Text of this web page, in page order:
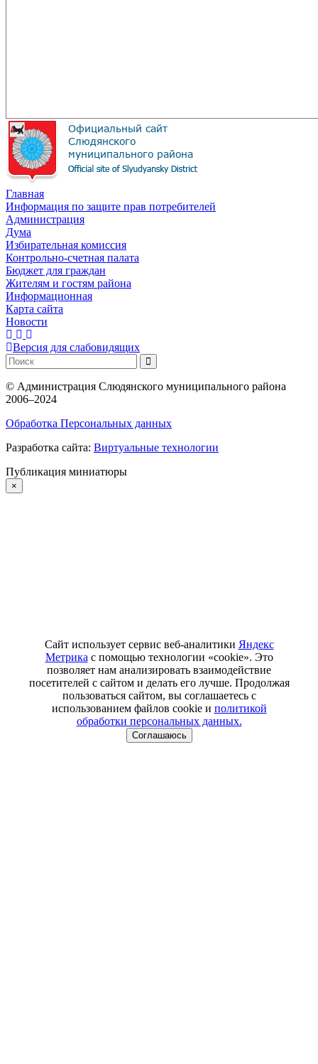
Главная
Информация по защите прав потребителей
Администрация
Дума
Избирательная комиссия
Контрольно-счетная палата
Бюджет для граждан
Жителям и гостям района
Информационная
Карта сайта
Новости
Версия для слабовидящих
© Администрация Слюдянского муниципального района
2006–2024
Обработка Персональных данных
Разработка сайта: Виртуальные технологии
Публикация миниатюры
×
Сайт использует сервис веб-аналитики Яндекс
Метрика с помощью технологии «cookie». Это
позволяет нам анализировать взаимодействие
посетителей с сайтом и делать его лучше. Продолжая
пользоваться сайтом, вы соглашаетесь с
использованием файлов cookie и политикой
обработки персональных данных.
Соглашаюсь